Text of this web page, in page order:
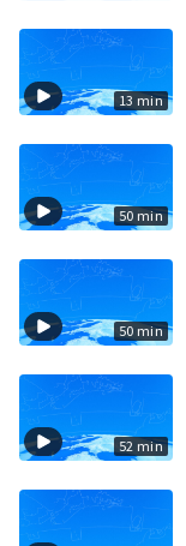
13 min
50 min
50 min
52 min